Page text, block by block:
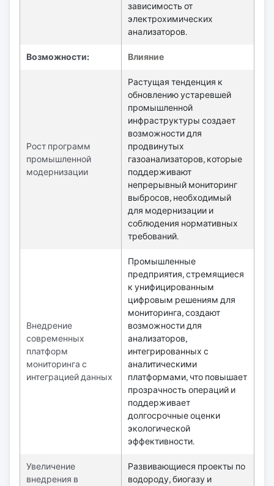
зависимость от
электрохимических
анализаторов.
Возможности: Влияние
Рост программ
промышленной
модернизации
Растущая тенденция к
обновлению устаревшей
промышленной
инфраструктуры создает
возможности для
продвинутых
газоанализаторов, которые
поддерживают
непрерывный мониторинг
выбросов, необходимый
для модернизации и
соблюдения нормативных
требований.
Внедрение
современных
платформ
мониторинга с
интеграцией данных
Промышленные
предприятия, стремящиеся
к унифицированным
цифровым решениям для
мониторинга, создают
возможности для
анализаторов,
интегрированных с
аналитическими
платформами, что повышает
прозрачность операций и
поддерживает
долгосрочные оценки
экологической
эффективности.
Увеличение
внедрения в
Развивающиеся проекты по
водороду, биогазу и